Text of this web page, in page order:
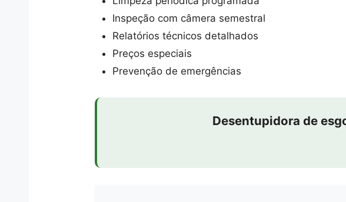
Inspeção com câmera semestral
Relatórios técnicos detalhados
Preços especiais
Prevenção de emergências
Desentupidora de